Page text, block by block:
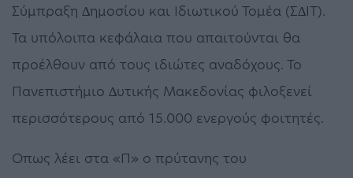
Σύµπραξη ∆ηµοσίου και Ιδιωτικού Τοµέα (Σ∆ΙΤ).
Τα υπόλοιπα κεφάλαια που απαιτούνται θα
προέλθουν από τους ιδιώτες αναδόχους. Το
Πανεπιστήµιο ∆υτικής Μακεδονίας φιλοξενεί
περισσότερους από 15.000 ενεργούς φοιτητές.
Οπως λέει στα «Π» ο πρύτανης του